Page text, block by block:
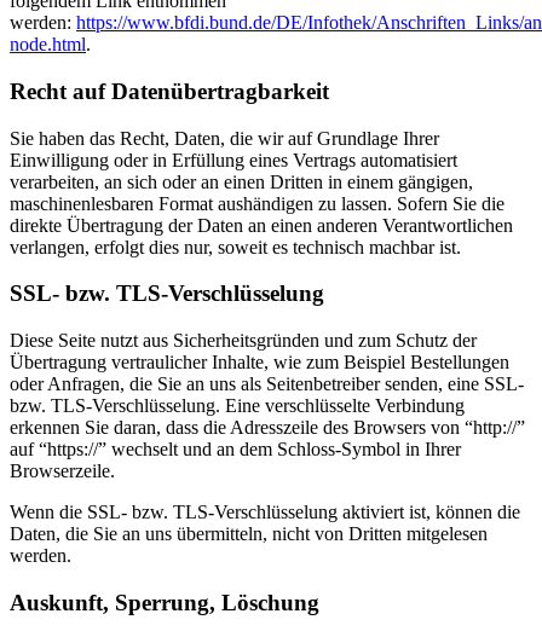
werden: https://www.bfdi.bund.de/DE/Infothek/Anschriften_Links/
node.html.
Recht auf Datenübertragbarkeit
Sie haben das Recht, Daten, die wir auf Grundlage Ihrer
Einwilligung oder in Erfüllung eines Vertrags automatisiert
verarbeiten, an sich oder an einen Dritten in einem gängigen,
maschinenlesbaren Format aushändigen zu lassen. Sofern Sie die
direkte Übertragung der Daten an einen anderen Verantwortlichen
verlangen, erfolgt dies nur, soweit es technisch machbar ist.
SSL- bzw. TLS-Verschlüsselung
Diese Seite nutzt aus Sicherheitsgründen und zum Schutz der
Übertragung vertraulicher Inhalte, wie zum Beispiel Bestellungen
oder Anfragen, die Sie an uns als Seitenbetreiber senden, eine SSL-
bzw. TLS-Verschlüsselung. Eine verschlüsselte Verbindung
erkennen Sie daran, dass die Adresszeile des Browsers von “http://”
auf “https://” wechselt und an dem Schloss-Symbol in Ihrer
Browserzeile.
Wenn die SSL- bzw. TLS-Verschlüsselung aktiviert ist, können die
Daten, die Sie an uns übermitteln, nicht von Dritten mitgelesen
werden.
Auskunft, Sperrung, Löschung